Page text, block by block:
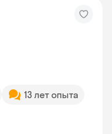
13 лет опыта